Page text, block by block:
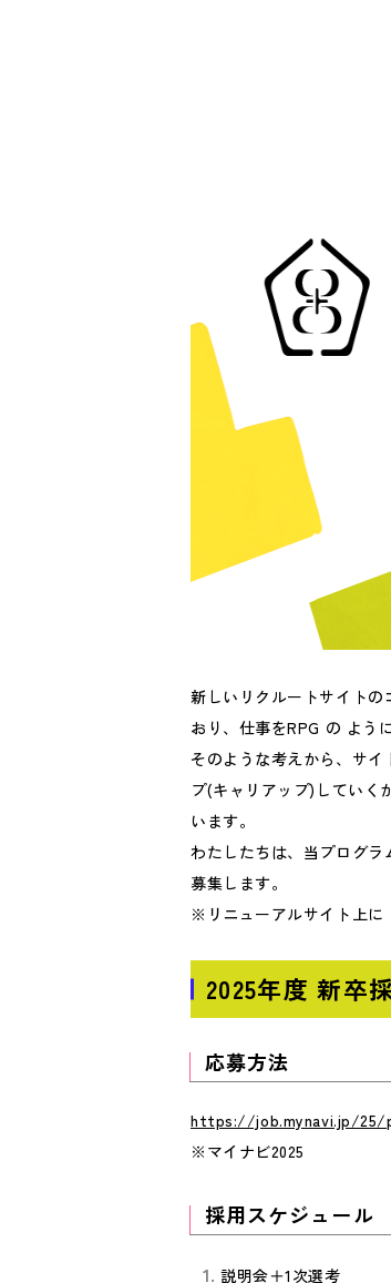
新しいリクルートサイト
おり、仕事をRPG の よう
そのような考えから、サ
プ(キャリアップ)していく
います。
わたしたちは、当プログ
募集します。
※リニューアルサイト上に
2025年度 新卒
応募方法
https://job.mynavi.jp/25/
※マイナビ2025
採用スケジュール
説明会＋1次選考